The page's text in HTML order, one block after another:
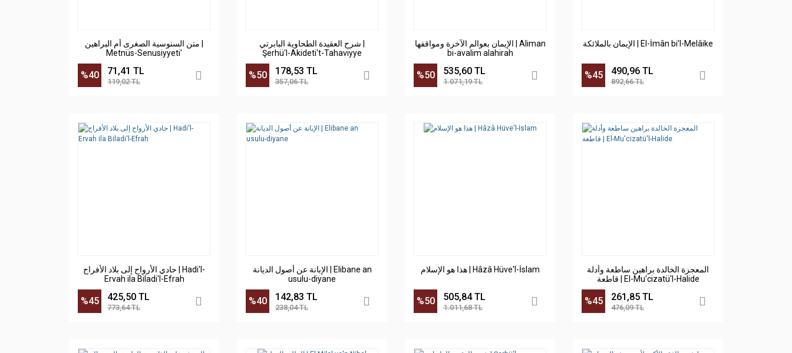
متن السنوسية الصغرى أم البراهين |
Metnüs-Senusiyyeti'
%40 71,41 TL
119,02 TL
شرح العقيدة الطحاوية البابرتي |
Şerhü'l-Akideti't-Tahaviyye
%50 178,53 TL
357,06 TL
الإيمان بعوالم الآخرة ومواقفها | Aliman
bi-avalim alahirah
%50 535,60 TL
1.071,19 TL
الإيمان بالملائكة | El-İmân bi'l-Melâike
%45 490,96 TL
892,66 TL
حادي الأرواح إلى بلاد الأفراح | Hadi'l-
Ervah ila Biladi'l-Efrah
%45 425,50 TL
773,64 TL
الإبانة عن أصول الديانة | Elibane an
usulu-diyane
%40 142,83 TL
238,04 TL
هذا هو الإسلام | Hâzâ Hüve'l-İslam
%50 505,84 TL
1.011,68 TL
المعجزة الخالدة براهين ساطعة وأدلة
قاطعة | El-Mu'cizatü'l-Halide
%45 261,85 TL
476,09 TL